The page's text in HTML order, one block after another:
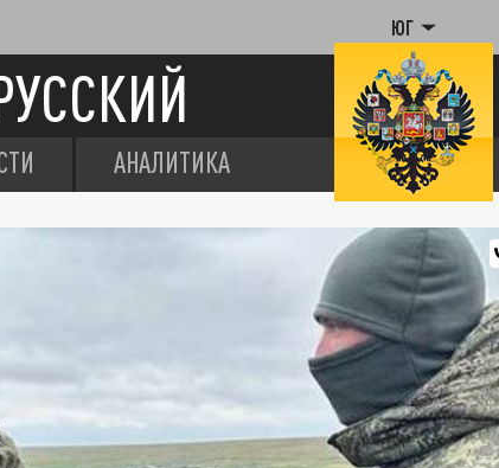
ЮГ
АНАЛИТИКА